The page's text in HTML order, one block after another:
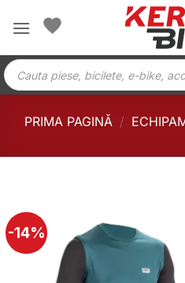
Products
search
PRIMA PAGINĂ /
-14%